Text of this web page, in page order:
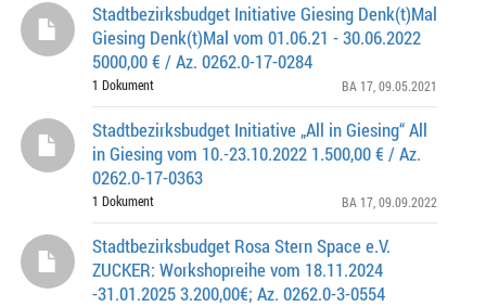
Stadtbezirksbudget Initiative Giesing Denk(t)Mal
Giesing Denk(t)Mal vom 01.06.21 - 30.06.2022
5000,00 € / Az. 0262.0-17-0284
1 Dokument BA 17 , 09.05.2021
Stadtbezirksbudget Initiative „All in Giesing“ All
in Giesing vom 10.-23.10.2022 1.500,00 € / Az.
0262.0-17-0363
1 Dokument BA 17 , 09.09.2022
Stadtbezirksbudget Rosa Stern Space e.V.
ZUCKER: Workshopreihe vom 18.11.2024
-31.01.2025 3.200,00€; Az. 0262.0-3-0554